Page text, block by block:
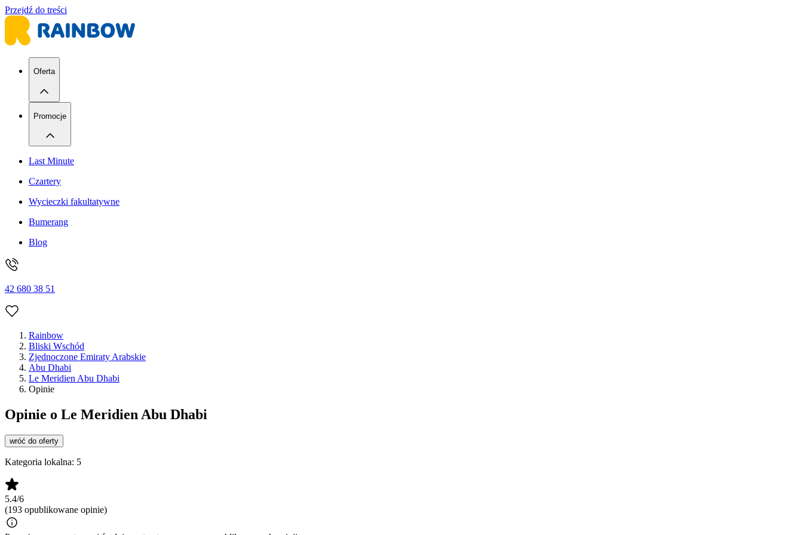
Przejdź do treści
Oferta
Promocje
Last Minute
Czartery
Wycieczki fakultatywne
Bumerang
Blog
42 680 38 51
Rainbow
Bliski Wschód
Zjednoczone Emiraty Arabskie
Abu Dhabi
Le Meridien Abu Dhabi
Opinie
Opinie o Le Meridien Abu Dhabi
wróć do oferty
Kategoria lokalna: 5
5.4/6
(193 opublikowane opinie)